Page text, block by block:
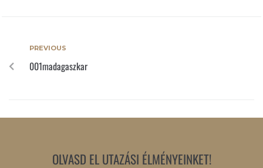
PREVIOUS
001madagaszkar
OLVASD EL UTAZÁSI ÉLMÉNYEINKET!